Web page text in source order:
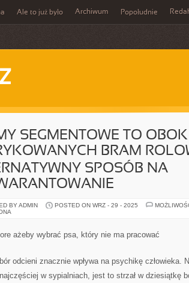
Ale to już było Archiwum Popołudnie
SEGMENTOWE TO OBOK
BRAM
SPOSÓB NA
BY ADMIN POSTED ON WRZ - 29 - 2025
ażeby wybrać psa, który nie ma pracować
odcieni znacznie wpływa na psychikę człowieka.
w sypialniach, jest to strzał w dziesiątkę